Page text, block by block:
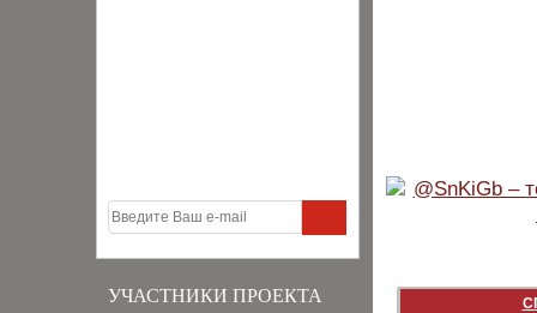
УЧАСТНИКИ ПРОЕКТА